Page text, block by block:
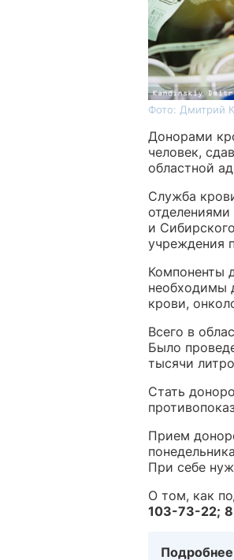
Фото: Дмитрий
Донорами
человек,
областной
Служба
и
учреждения
Компоненты
необходимы
крови,
Всего в
Было
тысячи
Стать
Прием
При себе
О том, как
103-73-22;
Подробнее